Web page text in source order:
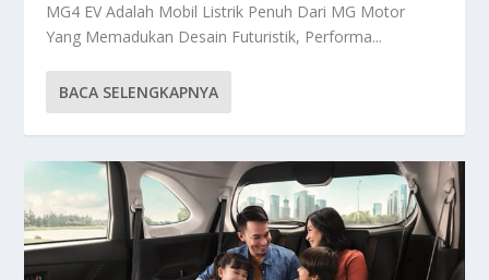
MG4 EV Adalah Mobil Listrik Penuh Dari MG Motor
Yang Memadukan Desain Futuristik, Performa...
BACA SELENGKAPNYA